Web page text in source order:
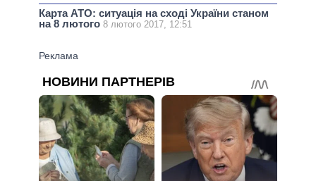
Карта АТО: ситуація на сході України станом
на 8 лютого 8 лютого 2017, 12:51